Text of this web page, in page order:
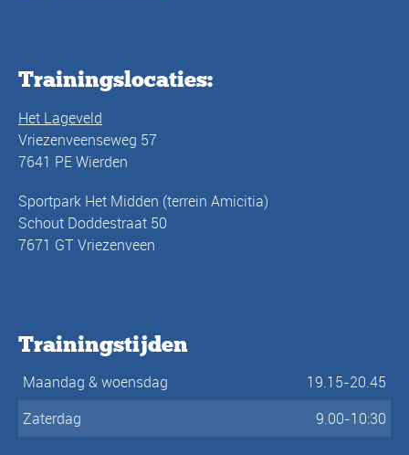
Trainingslocaties:
Het Lageveld
Vriezenveenseweg 57
7641 PE Wierden
Sportpark Het Midden (terrein Amicitia)
Schout Doddestraat 50
7671 GT Vriezenveen
Trainingstijden
Maandag & woensdag
19.15-20.45
Zaterdag
9.00-10:30